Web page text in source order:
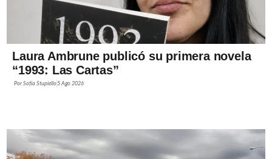
Laura Ambrune publicó su primera novela
“1993: Las Cartas”
PorSofía Stupiello5 Ago 2026